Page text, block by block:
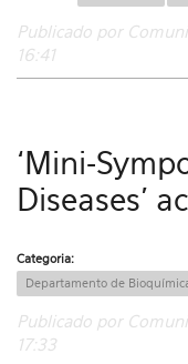
Publicado por
16:41
‘Mini-
Diseases’
Categoria:
Departamento de
Publicado por
17:33